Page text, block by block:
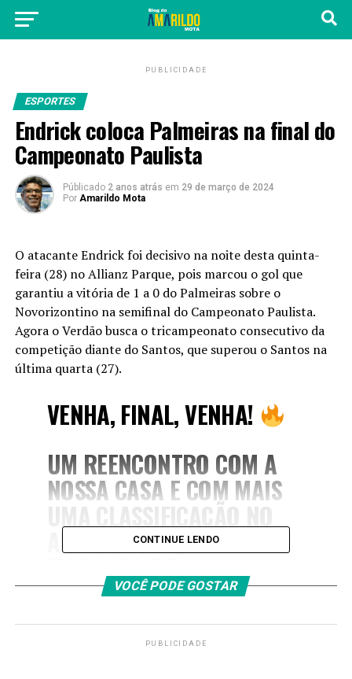
PUBLICIDADE
ESPORTES
Endrick coloca Palmeiras na final do
Campeonato Paulista
Públicado 2 anos atrás em 29 de março de 2024
Por Amarildo Mota
O atacante Endrick foi decisivo na noite desta quinta-
feira (28) no Allianz Parque, pois marcou o gol que
garantiu a vitória de 1 a 0 do Palmeiras sobre o
Novorizontino na semifinal do Campeonato Paulista.
Agora o Verdão busca o tricampeonato consecutivo da
competição diante do Santos, que superou o Santos na
última quarta (27).
VENHA, FINAL, VENHA!
UM REENCONTRO COM A
NOSSA CASA E COM MAIS
UMA CLASSIFICAÇÃO NO
ALLIANZ PARQUE! VAMOS
EM BUSCA DO
TRICAMPEONATO
ESTADUAL CONSECUTIVO,
CONTINUE LENDO
VOCÊ PODE GOSTAR
PUBLICIDADE